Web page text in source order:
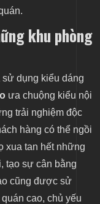
khu phòng
dụng kiểu dáng
ưa chuộng kiểu nội
trải nghiệm độc
hàng có thể ngồi
xua tan hết những
tạo sự cân bằng
cũng được sử
cao, chủ yếu